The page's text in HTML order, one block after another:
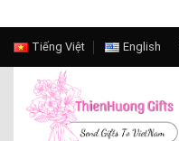
Skip
content
Tiếng Việt English